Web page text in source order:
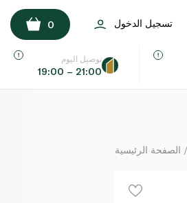
تسجيل الدخول 0
توصيل اليوم
19:00 – 21:00
الصفحة الرئيسية